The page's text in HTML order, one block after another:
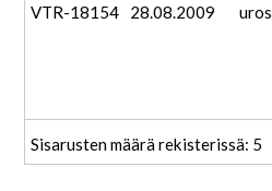
VTR-18154 28.08.2009 uros
Sisarusten määrä rekisterissä: 5